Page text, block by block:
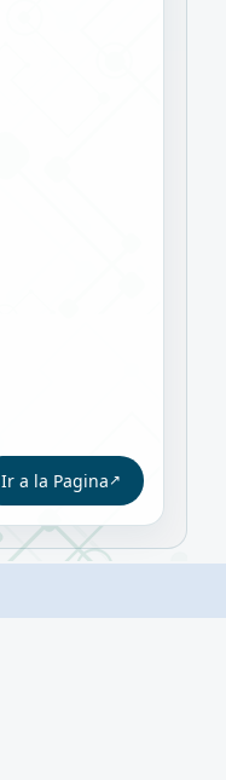
Ir a la Pagina